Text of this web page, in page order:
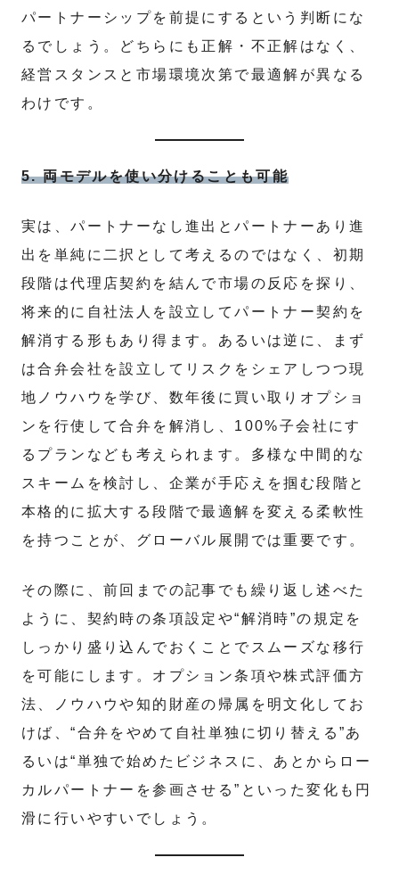
パートナーシップを前提にするという判断にな
るでしょう。どちらにも正解・不正解はなく、
経営スタンスと市場環境次第で最適解が異なる
わけです。
5. 両モデルを使い分けることも可能
実は、パートナーなし進出とパートナーあり進
出を単純に二択として考えるのではなく、初期
段階は代理店契約を結んで市場の反応を探り、
将来的に自社法人を設立してパートナー契約を
解消する形もあり得ます。あるいは逆に、まず
は合弁会社を設立してリスクをシェアしつつ現
地ノウハウを学び、数年後に買い取りオプショ
ンを行使して合弁を解消し、100%子会社にす
るプランなども考えられます。多様な中間的な
スキームを検討し、企業が手応えを掴む段階と
本格的に拡大する段階で最適解を変える柔軟性
を持つことが、グローバル展開では重要です。
その際に、前回までの記事でも繰り返し述べた
ように、契約時の条項設定や“解消時”の規定を
しっかり盛り込んでおくことでスムーズな移行
を可能にします。オプション条項や株式評価方
法、ノウハウや知的財産の帰属を明文化してお
けば、“合弁をやめて自社単独に切り替える”あ
るいは“単独で始めたビジネスに、あとからロー
カルパートナーを参画させる”といった変化も円
滑に行いやすいでしょう。